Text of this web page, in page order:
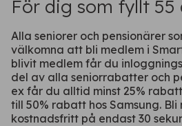
För dig som fyllt 55
Alla seniorer och pensionärer
välkomna att bli medlem i
blivit medlem får du
del av alla seniorrabatter och
ex får du alltid minst 25%
till 50% rabatt hos Samsung.
kostnadsfritt på endast 30